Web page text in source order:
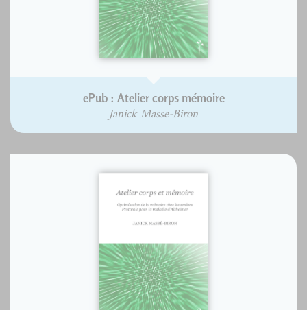
ePub : Atelier corps mémoire
Janick Masse-Biron